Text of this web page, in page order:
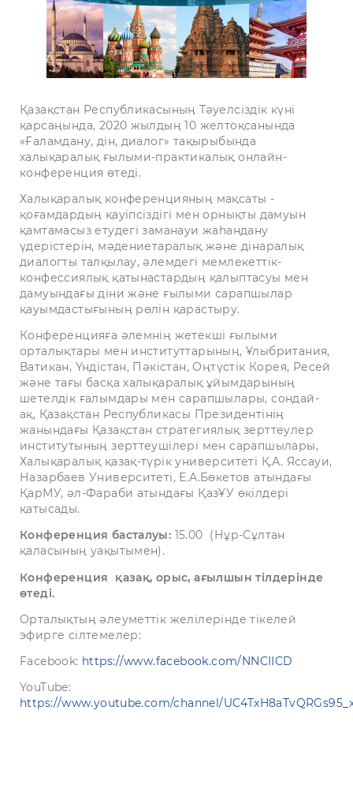
Қазақстан Республикасының Тәуелсіздік күні
қарсаңында, 2020 жылдың 10 желтоқсанында
«Ғаламдану, дін, диалог» тақырыбында
халықаралық ғылыми-практикалық онлайн-
конференция өтеді.
Халықаралық конференцияның мақсаты -
қоғамдардың қауіпсіздігі мен орнықты дамуын
қамтамасыз етудегі заманауи жаһандану
үдерістерін, мәдениетаралық және дінаралық
диалогты талқылау, әлемдегі мемлекеттік-
конфессиялық қатынастардың қалыптасуы мен
дамуындағы діни және ғылыми сарапшылар
қауымдастығының рөлін қарастыру.
Конференцияға әлемнің жетекші ғылыми
орталықтары мен институттарының, Ұлыбритания,
Ватикан, Үндістан, Пәкістан, Оңтүстік Корея, Ресей
және тағы басқа халықаралық ұйымдарының
шетелдік ғалымдары мен сарапшылары, сондай-
ақ, Қазақстан Республикасы Президентінің
жанындағы Қазақстан стратегиялық зерттеулер
институтының зерттеушілері мен сарапшылары,
Халықаралық қазақ-түрік университеті Қ.А. Яссауи,
Назарбаев Университеті, Е.А.Бөкетов атындағы
ҚарМУ, әл-Фараби атындағы ҚазҰУ өкілдері
қатысады.
Конференция басталуы: 15.00 (Нұр-Сұлтан
қаласының уақытымен).
Конференция
қазақ, орыс, ағылшын тілдерінде
өтеді.
Орталықтың әлеуметтік желілерінде тікелей
эфирге сілтемелер:
Facebook: https://www.facebook.com/NNCIICD
YouTube:
https://www.youtube.com/channel/